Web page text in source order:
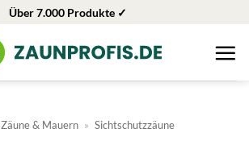
Über 7.000 Produkte ✓
Zäune & Mauern » Sichtschutzzäune